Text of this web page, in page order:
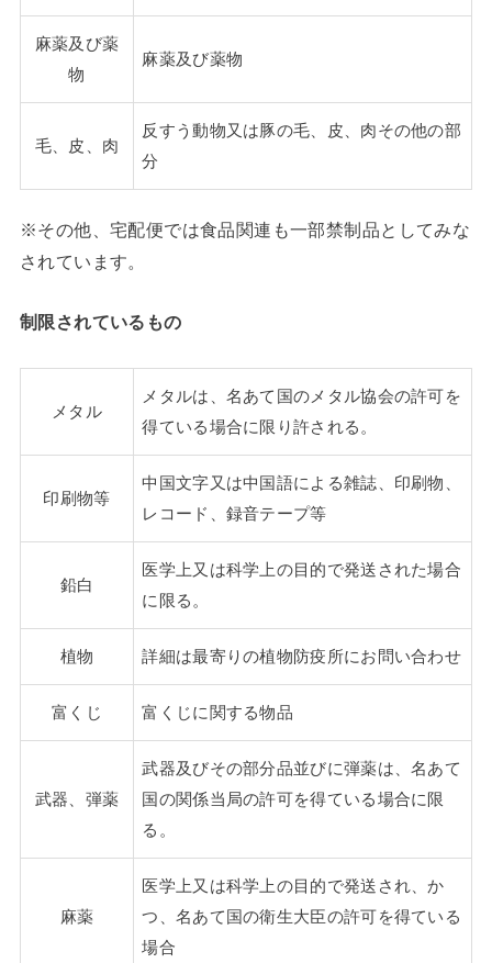
麻薬及び薬
物
麻薬及び薬物
毛、皮、肉
反すう動物又は豚の毛、皮、肉その他の部
分
※その他、宅配便では食品関連も一部禁制品としてみな
されています。
制限されているもの
メタル
メタルは、名あて国のメタル協会の許可を
得ている場合に限り許される。
印刷物等
中国文字又は中国語による雑誌、印刷物、
レコード、録音テープ等
鉛白
医学上又は科学上の目的で発送された場合
に限る。
植物 詳細は最寄りの植物防疫所にお問い合わせ
富くじ 富くじに関する物品
武器、弾薬
武器及びその部分品並びに弾薬は、名あて
国の関係当局の許可を得ている場合に限
る。
麻薬
医学上又は科学上の目的で発送され、か
つ、名あて国の衛生大臣の許可を得ている
場合